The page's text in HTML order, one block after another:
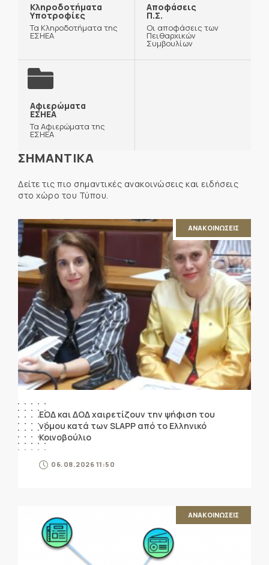
Κληροδοτήματα
Υποτροφίες
Τα Κληροδοτήματα της
ΕΣΗΕΑ
Αποφάσεις
Π.Σ.
Οι αποφάσεις των
Πειθαρχικών
Συμβουλίων
Αφιερώματα
ΕΣΗΕΑ
Τα Αφιερώματα της
ΕΣΗΕΑ
ΣΗΜΑΝΤΙΚΑ
Δείτε τις πιο σημαντικές ανακοινώσεις και ειδήσεις
στο χώρο του Τύπου.
ΑΝΑΚΟΙΝΩΣΕΙΣ
ΕΟΔ και ΔΟΔ χαιρετίζουν την ψήφιση του
νόμου κατά των SLAPP από το Ελληνικό
Κοινοβούλιο
06.08.2026 11:50
ΑΝΑΚΟΙΝΩΣΕΙΣ